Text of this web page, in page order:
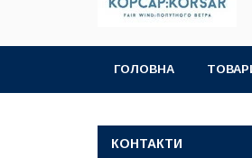
ГОЛОВНА
КОНТАКТИ